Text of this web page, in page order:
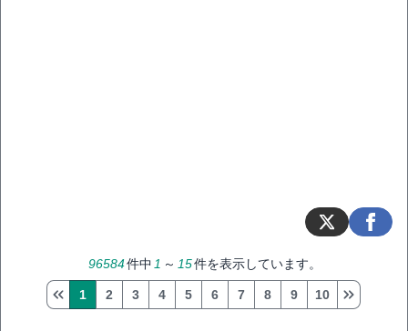
96584件中1 ～ 15件を表示しています。
1 2 3 4 5 6 7 8 9 10